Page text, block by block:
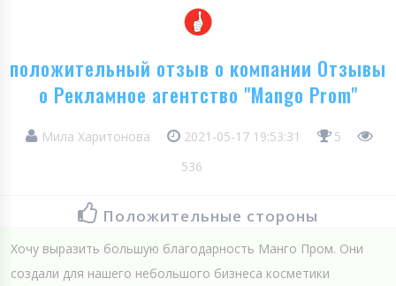
положительный отзыв о компании Отзывы
о Рекламное агентство "Mango Prom"
Мила Харитонова 2021-05-17 19:53:31
5
536
Положительные стороны
Хочу выразить большую благодарность Манго Пром. Они
создали для нашего небольшого бизнеса косметики